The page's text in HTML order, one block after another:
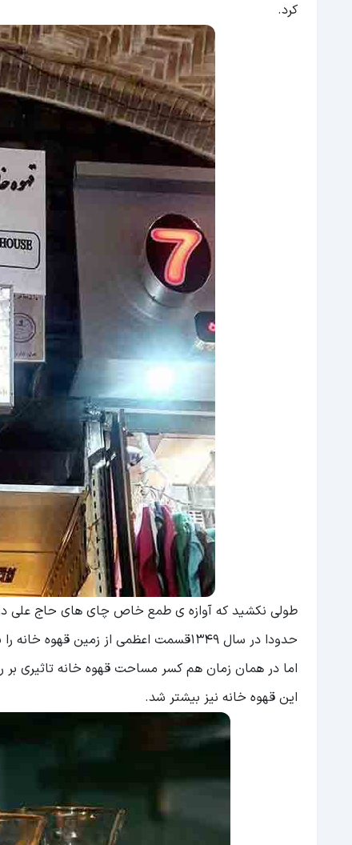
کرد.
طولی نکشید که آوازه ی طمع خاص چای های حاج علی
حدودا در سال 1349قسمت اعظمی از زمین
اما در همان زمان هم کسر مساحت قهوه خانه تاثیری
این قهوه خانه نیز بیشتر شد.